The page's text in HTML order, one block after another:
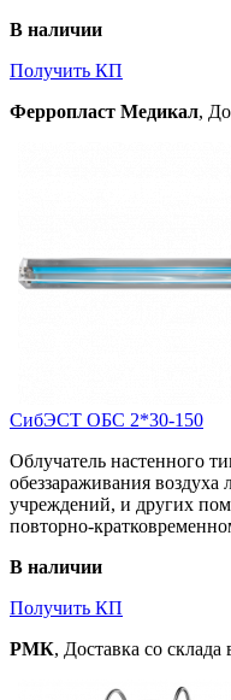
В наличии
Получить КП
Ферропласт Медикал,
СибЭСТ ОБС 2*30-150
Облучатель настенного
обеззараживания
учреждений, и других
повторно-
В наличии
Получить КП
РМК, Доставка со